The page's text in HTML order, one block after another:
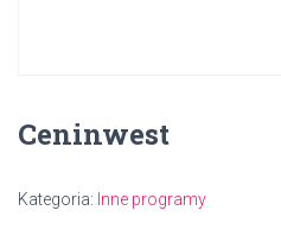
Ceninwest
Kategoria: Inne programy